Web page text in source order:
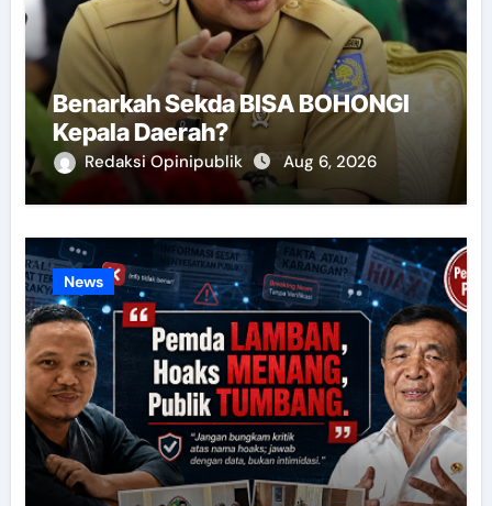
Benarkah Sekda BISA BOHONGI
Kepala Daerah?
Redaksi Opinipublik Aug 6, 2026
News